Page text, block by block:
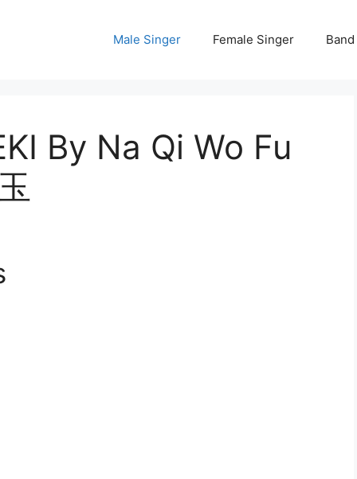
Male Singer Female Singer
By Na Qi Wo Fu